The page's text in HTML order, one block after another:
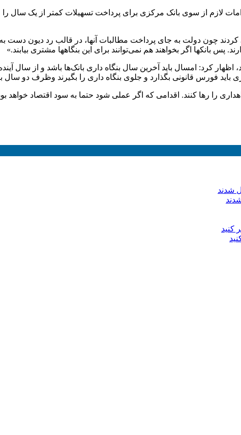
لازم از سوی بانک مرکزی برای پرداخت تسهیلات کمتر از یک
چون دولت به جای پرداخت مطالبات آنها، در قالب رد دیون دست به
پس بانکها اگر بخواهند هم نمی‌توانند برای این بنگاهها مشتری بیابند.»
اظهار کرد: امسال باید آخرین سال بنگاه داری بانک‌ها باشد و از سال
فورس قانونی بگذارد و جلوی بنگاه داری را بگیرند وظرف دو سال
را رها کنند. اقدامی که اگر عملی شود حتما به سود اقتصاد